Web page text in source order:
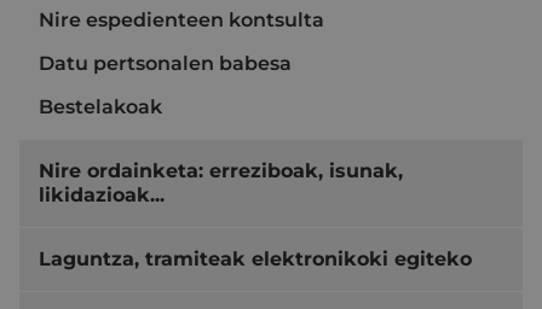
Nire espedienteen kontsulta
Datu pertsonalen babesa
Bestelakoak
Nire ordainketa: erreziboak, isunak,
likidazioak...
Laguntza, tramiteak elektronikoki egiteko